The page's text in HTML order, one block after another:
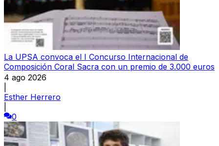
La UPSA convoca el I Concurso Internacional de
Composición Coral Sacra con un premio de 3.000 euros
4 ago 2026
Esther Herrero
0